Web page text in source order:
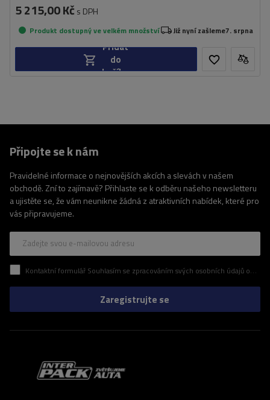
5 215,00 Kč s DPH
Produkt dostupný ve velkém množství Již nyní zašleme7. srpna
Přidat
do
košíku
Připojte se k nám
Pravidelné informace o nejnovějších akcích a slevách v našem
obchodě. Zní to zajímavě? Přihlaste se k odběru našeho newsletteru
a ujistěte se, že vám neunikne žádná z atraktivních nabídek, které pro
vás připravujeme.
Zadejte svou e-mailovou adresu
Kontaktní formulář Souhlasím se zpracováním svých osobních údajů obsažených v kontaktním formuláři v souladu s nařízením Evropského parlamentu a Rady (EU)
Zaregistrujte se